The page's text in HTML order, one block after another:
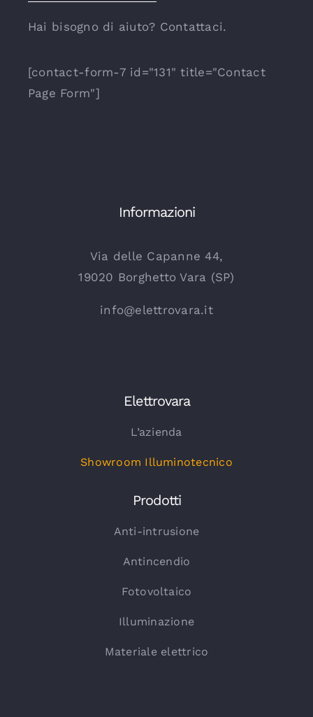
Hai bisogno di aiuto? Contattaci.
[contact-form-7 id="131" title="Contact
Page Form"]
Informazioni
Via delle Capanne 44,
19020 Borghetto Vara (SP)
info@elettrovara.it
Elettrovara
L’azienda
Showroom Illuminotecnico
Prodotti
Anti-intrusione
Antincendio
Fotovoltaico
Illuminazione
Materiale elettrico